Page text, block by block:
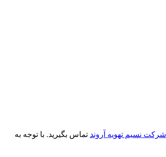
شرکت نسیم تهویه آروند تماس بگیرید. با توجه به